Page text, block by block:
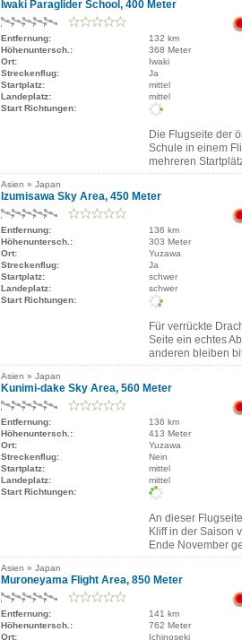
Iwaki Paraglider School, 400 Meter
Entfernung:
132 km
Höhenuntersch.:
368 Meter
Ort:
Iwaki
Streckenflug:
Ja
Startplatz:
mittel
Landeplatz:
mittel
Start Richtungen:
Die Flugseite der
Schule in einem
mehreren
Asien » Japan
Izumisawa Sky Area, 450 Meter
Entfernung:
136 km
Höhenuntersch.:
303 Meter
Ort:
Yuzawa
Streckenflug:
Ja
Startplatz:
schwer
Landeplatz:
schwer
Start Richtungen:
Für verrückte
Seite ein echtes
anderen bleiben
Asien » Japan
Kunimi-dake Sky Area, 560 Meter
Entfernung:
136 km
Höhenuntersch.:
413 Meter
Ort:
Yuzawa
Streckenflug:
Nein
Startplatz:
mittel
Landeplatz:
mittel
Start Richtungen:
An dieser
Kliff in der Saison
Ende November
Asien » Japan
Muroneyama Flight Area, 850 Meter
Entfernung:
141 km
Höhenuntersch.:
762 Meter
Ort:
Ichinoseki